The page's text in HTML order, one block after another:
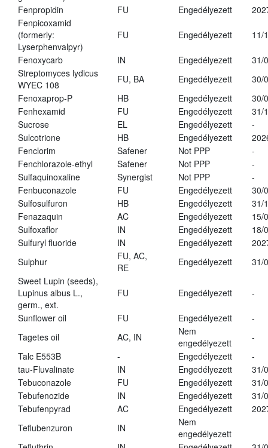
Fenpropidin FU Engedélyezett
Fenpicoxamid
(formerly:
Lyserphenvalpyr)
FU Engedélyezett 11/
Fenoxycarb IN Engedélyezett
31/
Streptomyces lydicus
WYEC 108
FU, BA Engedélyezett
30/
Fenoxaprop-P
HB Engedélyezett
30/
Fenhexamid
FU Engedélyezett
31/
Sucrose
EL Engedélyezett
-
Sulcotrione
HB Engedélyezett
Fenclorim
Safener Not PPP
-
Fenchlorazole-ethyl
Safener Not PPP
-
Sulfaquinoxaline
Synergist Not PPP
-
Fenbuconazole
FU Engedélyezett
30/
Sulfosulfuron
HB Engedélyezett
31/
Fenazaquin
AC Engedélyezett
15/
Sulfoxaflor
IN Engedélyezett
18/
Sulfuryl fluoride
IN Engedélyezett
Sulphur
FU, AC,
RE
Engedélyezett
31/
Sweet Lupin (seeds),
Lupinus albus L.,
germ., ext.
FU Engedélyezett -
Sunflower oil FU Engedélyezett
-
Tagetes oil
AC, IN
Nem
engedélyezett
-
Talc E553B
- Engedélyezett
-
tau-Fluvalinate
IN Engedélyezett
31/
Tebuconazole
FU Engedélyezett
31/
Tebufenozide
IN Engedélyezett
31/
Tebufenpyrad
AC Engedélyezett
Teflubenzuron
IN
Nem
engedélyezett